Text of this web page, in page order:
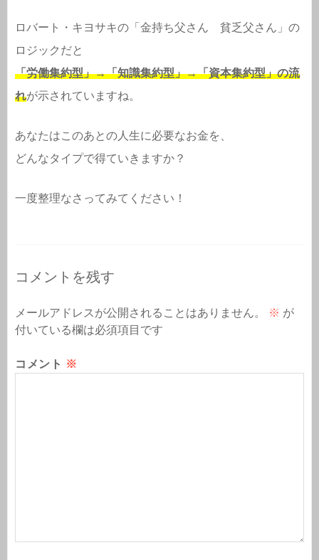
ロバート・キヨサキの「金持ち父さん 貧乏父さん」の
ロジックだと
「労働集約型」→「知識集約型」→「資本集約型」の流
れが示されていますね。
あなたはこのあとの人生に必要なお金を、
どんなタイプで得ていきますか？
一度整理なさってみてください！
コメントを残す
メールアドレスが公開されることはありません。 ※ が
付いている欄は必須項目です
コメント ※